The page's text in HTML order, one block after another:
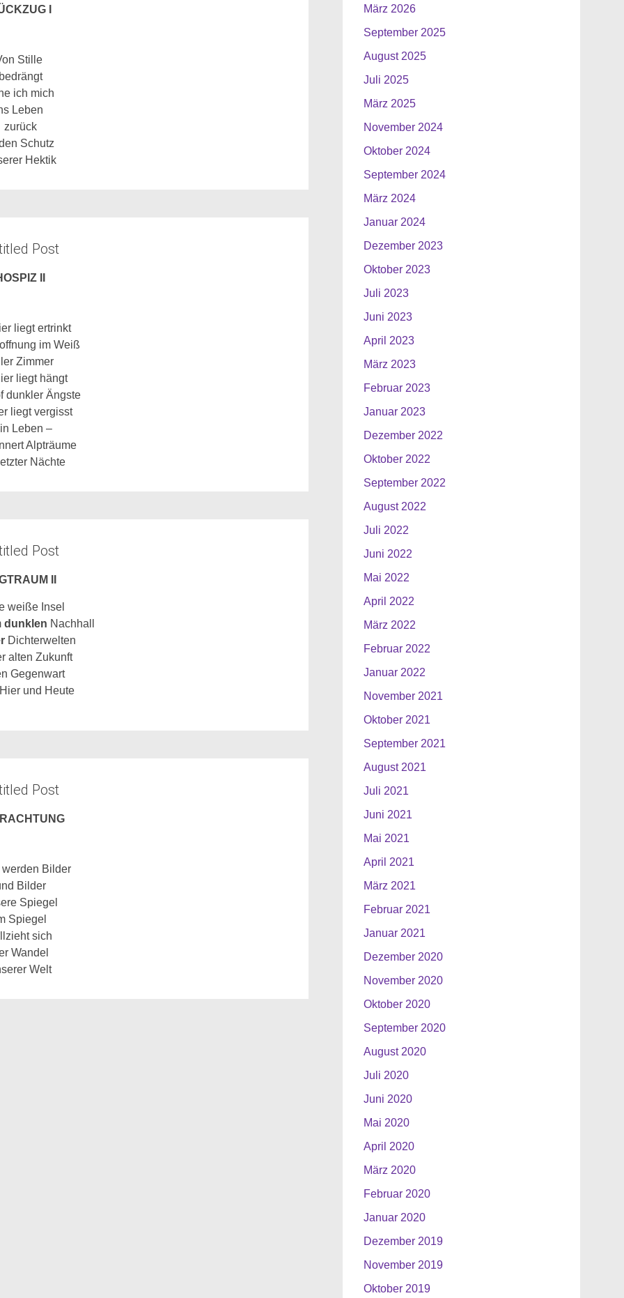
I
Stille
bedrängt
ich mich
Leben
zurück
Schutz
Hektik
Post
II
liegt ertrinkt
im Weiß
Zimmer
liegt hängt
dunkler Ängste
liegt vergisst
Leben –
Alpträume
Nächte
Post
II
weiße Insel
dunklen Nachhall
Dichterwelten
alten Zukunft
Gegenwart
und Heute
Post
werden Bilder
Bilder
Spiegel
Spiegel
sich
Wandel
Welt
März 2026
September 2025
August 2025
Juli 2025
März 2025
November 2024
Oktober 2024
September 2024
März 2024
Januar 2024
Dezember 2023
Oktober 2023
Juli 2023
Juni 2023
April 2023
März 2023
Februar 2023
Januar 2023
Dezember 2022
Oktober 2022
September 2022
August 2022
Juli 2022
Juni 2022
Mai 2022
April 2022
März 2022
Februar 2022
Januar 2022
November 2021
Oktober 2021
September 2021
August 2021
Juli 2021
Juni 2021
Mai 2021
April 2021
März 2021
Februar 2021
Januar 2021
Dezember 2020
November 2020
Oktober 2020
September 2020
August 2020
Juli 2020
Juni 2020
Mai 2020
April 2020
März 2020
Februar 2020
Januar 2020
Dezember 2019
November 2019
Oktober 2019